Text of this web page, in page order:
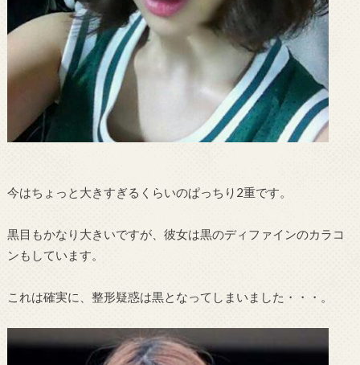
今はちょっと大きすぎるくらいのぱっちり2重です。
黒目もかなり大きいですが、彼女は黒のディファインのカラコ
ンもしています。
これは確実に、整形疑惑は黒となってしまいました・・・。